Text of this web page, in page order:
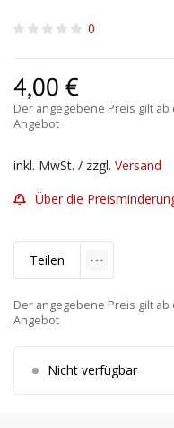
0
4,00 €
Der angegebene Preis gilt
Angebot
inkl. MwSt. / zzgl. Versand
Über die
Teilen
Der angegebene Preis gilt
Angebot
Nicht verfügbar